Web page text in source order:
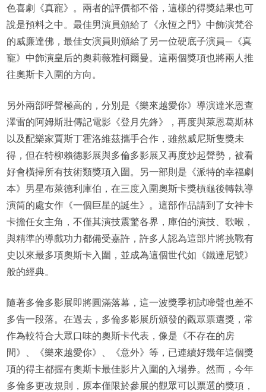
色喜劇《真寵》。兩者的評價都不俗，這樣的得獎結果也可
說是預料之中。最佳男演員頒給了《永恆之門》中飾演梵谷
的威廉達佛，最佳女演員則頒給了另一位硬底子演員—《真
寵》中飾演皇后的奧莉薇雅柯爾曼。這兩個獎項也將兩人推
往奧斯卡入圍的方向。
另外兩部呼聲極高的，分別是《樂來越愛你》導演達米恩查
澤雷的阿姆斯壯傳記電影《登月先鋒》，再度與萊恩葛斯林
以及配樂家賈斯丁霍洛維茲攜手合作，雖然威尼斯隻獎未
得，但在特柳賴德影展與多倫多影展又再度炒起聲勢，被看
好會橫掃所有技術類獎項入圍。另一部則是《派特的幸福劇
本》男星布萊德利庫伯，在三度入圍奧斯卡獎槓龜後轉執導
演筒的處女作《一個巨星的誕生》。這部作品請到了女神卡
卡擔任女主角，不僅其演技震驚各界，庫伯的演技、歌喉，
與精準的導戲功力都備受嘉許，許多人認為這部片將挑戰有
史以來最多項奧斯卡入圍，並成為這個世代如《鐵達尼號》
般的經典。
隨著多倫多影展即將圓滿落幕，這一波獎季初試啼聲也差不
多告一段落。在過去，多倫多影展所頒發的觀眾票選獎，常
作為較符合大眾口味的奧斯卡代表，像是《不存在的房
間》、《樂來越愛你》、《意外》等，已連續好幾年這個獎
項的得主都握有奧斯卡最佳影片入圍的入場券。然而，今年
多倫多更改規則，原本僅限於參展的觀眾可以票選的獎項，